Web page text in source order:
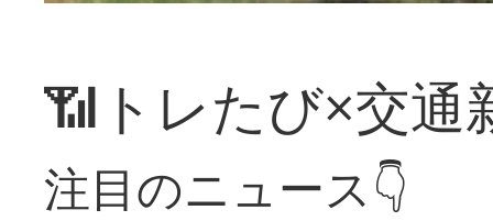
📶トレたび×交通
注目のニュース👇